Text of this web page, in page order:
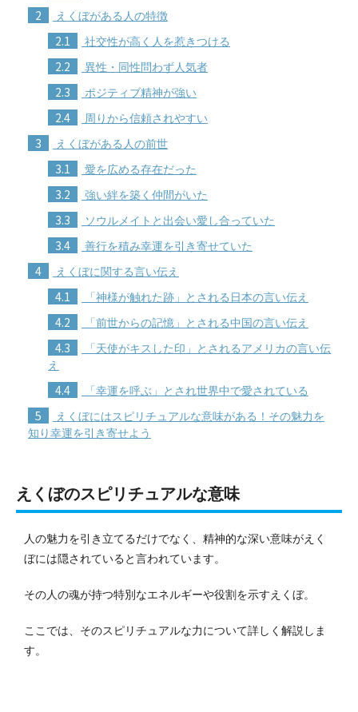
2 えくぼがある人の特徴
2.1 社交性が高く人を惹きつける
2.2 異性・同性問わず人気者
2.3 ポジティブ精神が強い
2.4 周りから信頼されやすい
3 えくぼがある人の前世
3.1 愛を広める存在だった
3.2 強い絆を築く仲間がいた
3.3 ソウルメイトと出会い愛し合っていた
3.4 善行を積み幸運を引き寄せていた
4 えくぼに関する言い伝え
4.1 「神様が触れた跡」とされる日本の言い伝え
4.2 「前世からの記憶」とされる中国の言い伝え
4.3
「天使がキスした印」とされるアメリカの言い伝
え
4.4 「幸運を呼ぶ」とされ世界中で愛されている
5
えくぼにはスピリチュアルな意味がある！その魅力を
知り幸運を引き寄せよう
えくぼのスピリチュアルな意味
人の魅力を引き立てるだけでなく、精神的な深い意味がえく
ぼには隠されていると言われています。
その人の魂が持つ特別なエネルギーや役割を示すえくぼ。
ここでは、そのスピリチュアルな力について詳しく解説しま
す。